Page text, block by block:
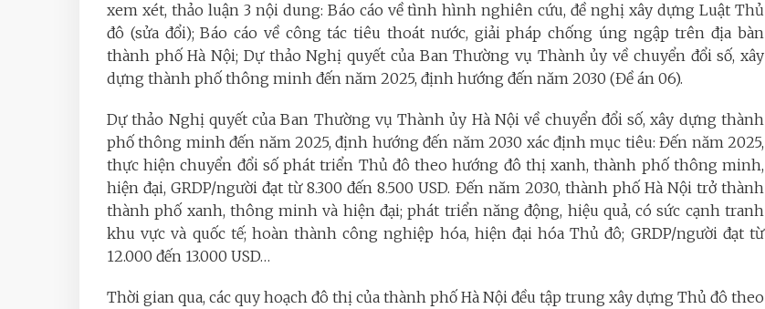
xem xét, thảo luận 3 nội dung: Báo cáo về tình hình nghiên cứu, đề nghị xây dựng Luật Thủ
đô (sửa đổi); Báo cáo về công tác tiêu thoát nước, giải pháp chống úng ngập trên địa bàn
thành phố Hà Nội; Dự thảo Nghị quyết của Ban Thường vụ Thành ủy về chuyển đổi số, xây
dựng thành phố thông minh đến năm 2025, định hướng đến năm 2030 (Đề án 06).
Dự thảo Nghị quyết của Ban Thường vụ Thành ủy Hà Nội về chuyển đổi số, xây dựng thành
phố thông minh đến năm 2025, định hướng đến năm 2030 xác định mục tiêu: Đến năm 2025,
thực hiện chuyển đổi số phát triển Thủ đô theo hướng đô thị xanh, thành phố thông minh,
hiện đại, GRDP/người đạt từ 8.300 đến 8.500 USD. Đến năm 2030, thành phố Hà Nội trở thành
thành phố xanh, thông minh và hiện đại; phát triển năng động, hiệu quả, có sức cạnh tranh
khu vực và quốc tế; hoàn thành công nghiệp hóa, hiện đại hóa Thủ đô; GRDP/người đạt từ
12.000 đến 13.000 USD…
Thời gian qua, các quy hoạch đô thị của thành phố Hà Nội đều tập trung xây dựng Thủ đô theo